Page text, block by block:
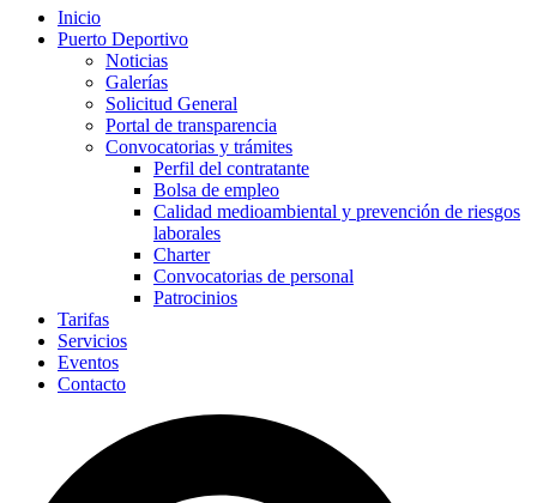
Inicio
Puerto Deportivo
Noticias
Galerías
Solicitud General
Portal de transparencia
Convocatorias y trámites
Perfil del contratante
Bolsa de empleo
Calidad medioambiental y prevención de riesgos
laborales
Charter
Convocatorias de personal
Patrocinios
Tarifas
Servicios
Eventos
Contacto